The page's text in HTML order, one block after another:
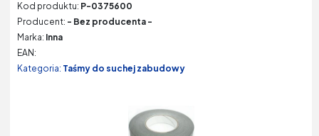
Kod produktu: P-0375600
Producent: - Bez producenta -
Marka: Inna
EAN:
Kategoria: Taśmy do suchej zabudowy